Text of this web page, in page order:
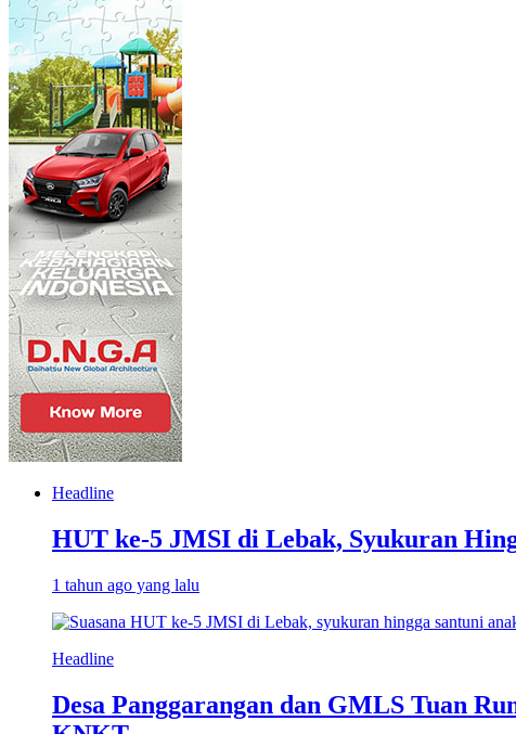
Headline
HUT ke-5 JMSI di Lebak, Syukuran
1 tahun ago yang lalu
Headline
Desa Panggarangan dan GMLS Tuan